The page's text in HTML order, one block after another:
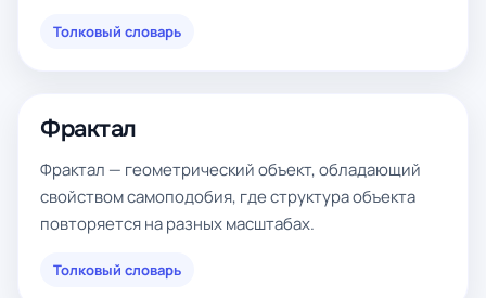
Толковый словарь
Фрактал
Фрактал — геометрический объект, обладающий
свойством самоподобия, где структура объекта
повторяется на разных масштабах.
Толковый словарь